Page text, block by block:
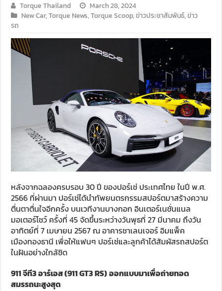
Torque Thailand
March 28, 2024
New Car,Torque News,Torque Scoop,ข่าวประชาสัมพันธ์,ข่าว
รถ
หลังจากฉลองครบรอบ 30 ปี ของปอร์เช่ ประเทศไทย ในปี พ.ศ.
2566 ที่ผ่านมา ปอร์เช่ได้นำทัพยนตรกรรมสปอร์ตมาสร้างความ
ตื่นตาตื่นใจอีกครั้ง บนเวทีงานบางกอก อินเตอร์เนชั่นแนล
มอเตอร์โชว์ ครั้งที่ 45 จัดขึ้นระหว่างวันพุธที่ 27 มีนาคม ถึงวัน
อาทิตย์ที่ 7 เมษายน 2567 ณ อาคารชาเลนเจอร์ อิมแพ็ค
เมืองทองธานี เพื่อให้แฟนๆ ปอร์เช่และลูกค้าได้สัมผัสรถสปอร์ต
ในฝันอย่างใกล้ชิด
911จีที3อาร์เอส (911 GT3 RS)ออกแบบมาเพื่อถ่ายทอด
สมรรถนะสูงสุด